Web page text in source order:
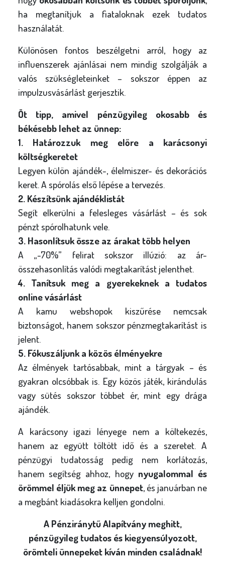
ha megtanítjuk a fiataloknak ezek tudatos
használatát.
Különösen fontos beszélgetni arról, hogy az
influenszerek ajánlásai nem mindig szolgálják a
valós szükségleteinket – sokszor éppen az
impulzusvásárlást gerjesztik.
Öt tipp, amivel pénzügyileg okosabb és
békésebb lehet az ünnep:
1. Határozzuk meg előre a karácsonyi
költségkeretet
Legyen külön ajándék-, élelmiszer- és dekorációs
keret. A spórolás első lépése a tervezés.
2. Készítsünk ajándéklistát
Segít elkerülni a felesleges vásárlást – és sok
pénzt spórolhatunk vele.
3. Hasonlítsuk össze az árakat több helyen
A „-70%” felirat sokszor illúzió: az ár-
összehasonlítás valódi megtakarítást jelenthet.
4. Tanítsuk meg a gyerekeknek a tudatos
online vásárlást
A kamu webshopok kiszűrése nemcsak
biztonságot, hanem sokszor pénzmegtakarítást is
jelent.
5. Fókuszáljunk a közös élményekre
Az élmények tartósabbak, mint a tárgyak – és
gyakran olcsóbbak is. Egy közös játék, kirándulás
vagy sütés sokszor többet ér, mint egy drága
ajándék.
A karácsony igazi lényege nem a költekezés,
hanem az együtt töltött idő és a szeretet. A
pénzügyi tudatosság pedig nem korlátozás,
hanem segítség ahhoz, hogy nyugalommal és
örömmel éljük meg az ünnepet, és januárban ne
a megbánt kiadásokra kelljen gondolni.
A Pénziránytű Alapítvány meghitt,
pénzügyileg tudatos és kiegyensúlyozott,
örömteli ünnepeket kíván minden családnak!